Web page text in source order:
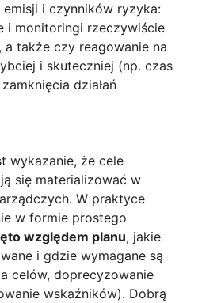
i czynników ryzyka:
i monitoringi rzeczywiście
także czy reagowanie na
i skuteczniej (np. czas
działań
wykazanie, że cele
się materializować w
W praktyce
w formie prostego
względem planu, jakie
i gdzie wymagane są
celów, doprecyzowanie
wskaźników). Dobrą